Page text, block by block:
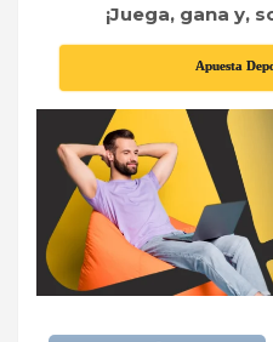
¡Juega, gana y,
Apuesta